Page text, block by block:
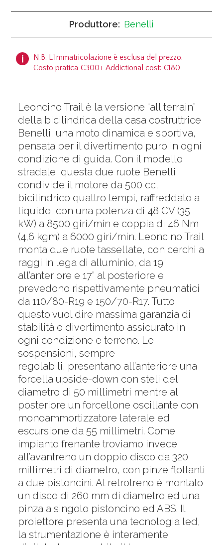
Produttore: Benelli
N.B. L'Immatricolazione è esclusa del prezzo.
Costo pratica €300+ Addictional cost: €180
Leoncino Trail è la versione “all terrain”
della bicilindrica della casa costruttrice
Benelli, una moto dinamica e sportiva,
pensata per il divertimento puro in ogni
condizione di guida. Con il modello
stradale, questa due ruote Benelli
condivide il motore da 500 cc,
bicilindrico quattro tempi, raffreddato a
liquido, con una potenza di 48 CV (35
kW) a 8500 giri/min e coppia di 46 Nm
(4,6 kgm) a 6000 giri/min. Leoncino Trail
monta due ruote tassellate, con cerchi a
raggi in lega di alluminio, da 19”
all’anteriore e 17” al posteriore e
prevedono rispettivamente pneumatici
da 110/80-R19 e 150/70-R17. Tutto
questo vuol dire massima garanzia di
stabilità e divertimento assicurato in
ogni condizione e terreno. Le
sospensioni, sempre
regolabili, presentano all’anteriore una
forcella upside-down con steli del
diametro di 50 millimetri mentre al
posteriore un forcellone oscillante con
monoammortizzatore laterale ed
escursione da 55 millimetri. Come
impianto frenante troviamo invece
all’avantreno un doppio disco da 320
millimetri di diametro, con pinze flottanti
a due pistoncini. Al retrotreno è montato
un disco di 260 mm di diametro ed una
pinza a singolo pistoncino ed ABS. Il
proiettore presenta una tecnologia led,
la strumentazione è interamente